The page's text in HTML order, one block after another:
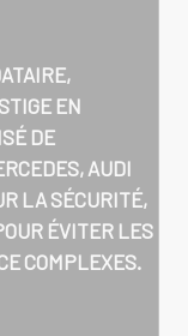
EN
DE
AUDI
LA SÉCURITÉ,
ÉVITER LES
COMPLEXES.